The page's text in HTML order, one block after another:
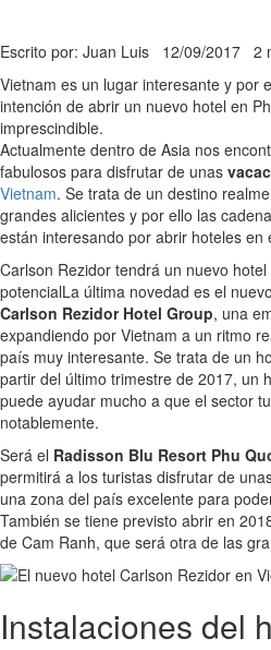
Escrito por: Juan Luis 12/09/2017 2
Vietnam es un lugar interesante y por
intención de abrir un nuevo hotel en
imprescindible.
Actualmente dentro de Asia nos
fabulosos para disfrutar de unas
Vietnam. Se trata de un destino
grandes alicientes y por ello las
están interesando por abrir hoteles en
Carlson Rezidor tendrá un nuevo
potencialLa última novedad es el
Carlson Rezidor Hotel Group, una
expandiendo por Vietnam a un ritmo
país muy interesante. Se trata de un
partir del último trimestre de 2017, un
puede ayudar mucho a que el sector
notablemente.
Será el Radisson Blu Resort Phu
permitirá a los turistas disfrutar de
una zona del país excelente para
También se tiene previsto abrir en
de Cam Ranh, que será otra de las
Instalaciones del